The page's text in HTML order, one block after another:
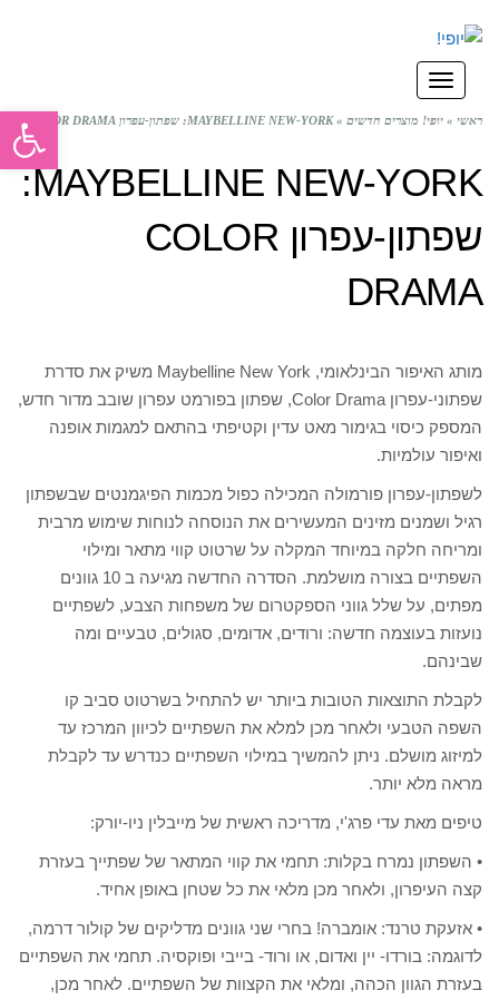
תפריט
ראשי » יופי! מוצרים חדשים » MAYBELLINE NEW-YORK: שפתון-עפרון COLOR DRAMA
MAYBELLINE NEW-YORK:
שפתון-עפרון COLOR
DRAMA
מותג האיפור הבינלאומי, Maybelline New York משיק את סדרת
שפתוני-עפרון Color Drama, שפתון בפורמט עפרון שובב מדור חדש,
המספק כיסוי בגימור מאט עדין וקטיפתי בהתאם למגמות אופנה
ואיפור עולמיות.
לשפתון-עפרון פורמולה המכילה כפול מכמות הפיגמנטים שבשפתון
רגיל ושמנים מזינים המעשירים את הנוסחה לנוחות שימוש מרבית
ומריחה חלקה במיוחד המקלה על שרטוט קווי מתאר ומילוי
השפתיים בצורה מושלמת. הסדרה החדשה מגיעה ב 10 גוונים
מפתים, על שלל גווני הספקטרום של משפחות הצבע, לשפתיים
נועזות בעוצמה חדשה: ורודים, אדומים, סגולים, טבעיים ומה
שבינהם.
לקבלת התוצאות הטובות ביותר יש להתחיל בשרטוט סביב קו
השפה הטבעי ולאחר מכן למלא את השפתיים לכיוון המרכז עד
למיזוג מושלם. ניתן להמשיך במילוי השפתיים כנדרש עד לקבלת
מראה מלא יותר.
טיפים מאת עדי פרג'י, מדריכה ראשית של מייבלין ניו-יורק:
• השפתון נמרח בקלות: תחמי את קווי המתאר של שפתייך בעזרת
קצה העיפרון, ולאחר מכן מלאי את כל שטחן באופן אחיד.
• אזעקת טרנד: אומברה! בחרי שני גוונים מדליקים של קולור דרמה,
לדוגמה: בורדו- יין ואדום, או ורוד- בייבי ופוקסיה. תחמי את השפתיים
בעזרת הגוון הכהה, ומלאי את הקצוות של השפתיים. לאחר מכן,
פתח